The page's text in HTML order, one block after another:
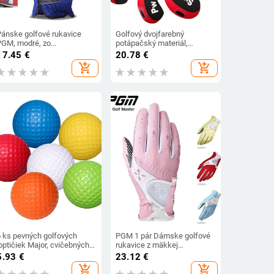
golfové rukavice
modré, zo
látky,
ľavoruké,
priedušné, protišmykové
€
add_shopping_cart
Golfový dvojfarebný
potápačský materiál,
ochranný kryt na palice,
vizuálne okienko, železný
kryt, 10 ks/sada, ochranný
20.78 €
add_shopping_cart
ks pevných golfových
Major, cvičebných
pre batoľatá, mini
penové tréningové
€
add_shopping_cart
PGM 1 pár Dámske golfové
rukavice z mäkkej
priedušnej PU kože s
protišmykovými časticami
23.12 €
add_shopping_cart